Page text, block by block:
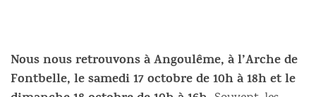
Nous nous retrouvons à Angoulême, à l’Arche de
Fontbelle, le samedi 17 octobre de 10h à 18h et le